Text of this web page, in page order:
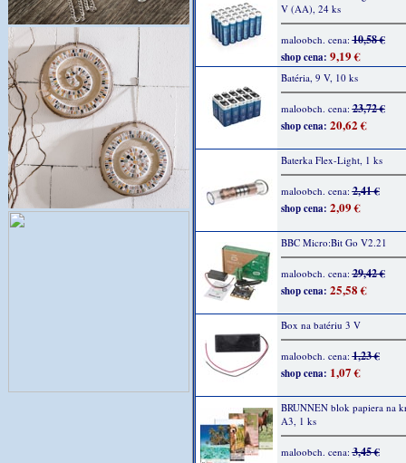
V (AA), 24 ks
maloobch. cena:10,58 €
shop cena: 9,19 €
Batéria, 9 V, 10 ks
maloobch. cena:23,72 €
shop cena: 20,62 €
Baterka Flex-Light, 1 ks
maloobch. cena:2,41 €
shop cena: 2,09 €
BBC Micro:Bit Go V2.21
maloobch. cena:29,42 €
shop cena: 25,58 €
Box na batériu 3 V
maloobch. cena:1,23 €
shop cena: 1,07 €
BRUNNEN blok papiera na
A3, 1 ks
maloobch. cena:3,45 €